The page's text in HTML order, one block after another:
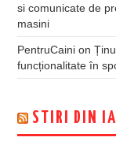
si comunicate de
masini
PentruCaini on
funcționalitate în
STIRI DIN